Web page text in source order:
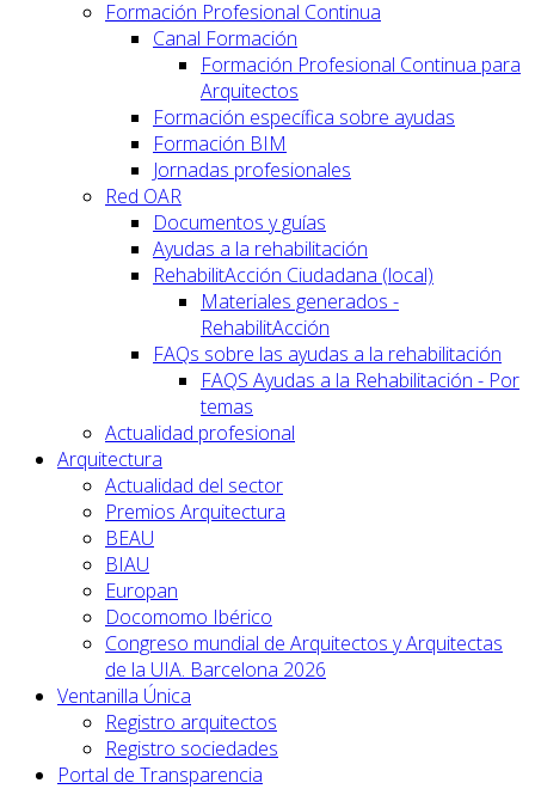
Formación Profesional Continua
Canal Formación
Formación Profesional Continua para
Arquitectos
Formación específica sobre ayudas
Formación BIM
Jornadas profesionales
Red OAR
Documentos y guías
Ayudas a la rehabilitación
RehabilitAcción Ciudadana (local)
Materiales generados -
RehabilitAcción
FAQs sobre las ayudas a la rehabilitación
FAQS Ayudas a la Rehabilitación - Por
temas
Actualidad profesional
Arquitectura
Actualidad del sector
Premios Arquitectura
BEAU
BIAU
Europan
Docomomo Ibérico
Congreso mundial de Arquitectos y Arquitectas
de la UIA. Barcelona 2026
Ventanilla Única
Registro arquitectos
Registro sociedades
Portal de Transparencia